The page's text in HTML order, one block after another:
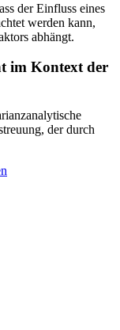
der Einfluss eines
werden kann,
abhängt.
im Kontext der
der durch